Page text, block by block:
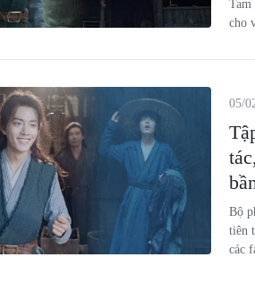
Tam
cho
05/
Bộ
tiên
các